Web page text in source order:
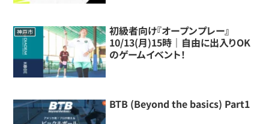
神戸市
初級者向け『オープンプレー』
10/13(月)15時｜自由に出入りOK
のゲームイベント！
BTB (Beyond the basics) Part1